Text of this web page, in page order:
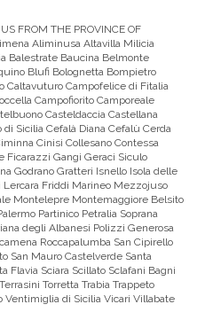
FROM THE PROVINCE OF
Aliminusa Altavilla Milicia
Balestrate Baucina Belmonte
Blufi Bolognetta Bompietro
Caltavuturo Campofelice di Fitalia
Campofiorito Camporeale
Casteldaccia Castellana
di Sicilia Cefalà Diana Cefalù Cerda
Cinisi Collesano Contessa
Ficarazzi Gangi Geraci Siculo
Godrano Gratteri Isnello Isola delle
Lercara Friddi Marineo Mezzojuso
Montelepre Montemaggiore Belsito
Partinico Petralia Soprana
degli Albanesi Polizzi Generosa
Roccapalumba San Cipirello
San Mauro Castelverde Santa
Flavia Sciara Scillato Sclafani Bagni
Torretta Trabia Trappeto
Ventimiglia di Sicilia Vicari Villabate